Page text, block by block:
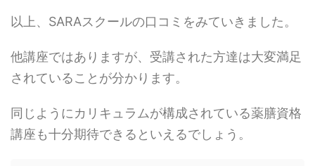
以上、SARAスクールの口コミをみていきました。
他講座ではありますが、受講された方達は大変満足
されていることが分かります。
同じようにカリキュラムが構成されている薬膳資格
講座も十分期待できるといえるでしょう。